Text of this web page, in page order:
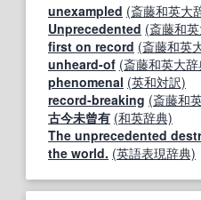
unexampled (斎藤和英大
Unprecedented (斎藤和
first on record (斎藤和英
unheard-of (斎藤和英大
phenomenal (英和対訳)
record-breaking (斎藤和
古今未曾有 (和英辞典)
The unprecedented
the world. (英語表現辞典)